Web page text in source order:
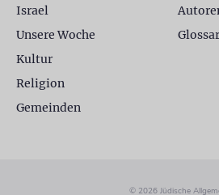
Israel
Unsere Woche
Kultur
Religion
Gemeinden
Glossar
© 2026 Jüdische